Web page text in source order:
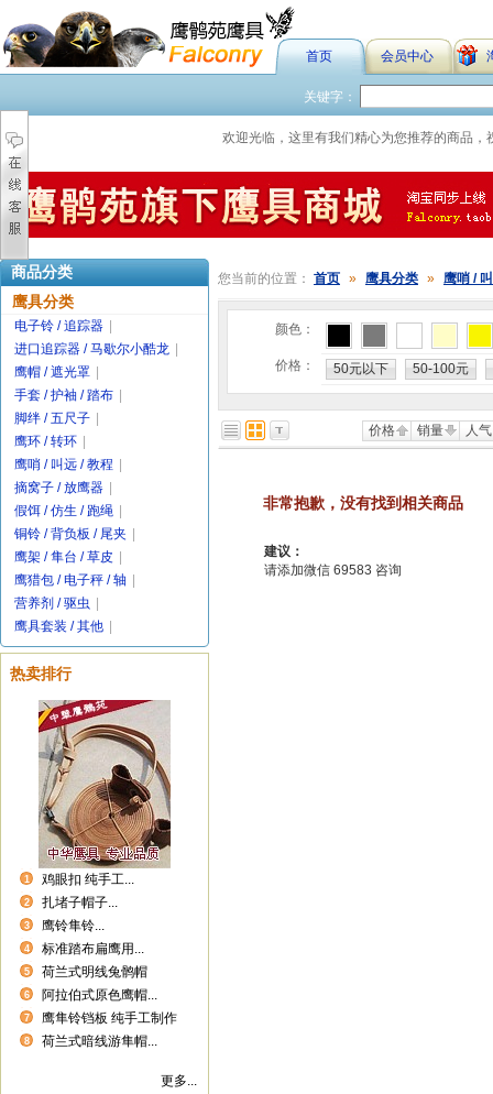
首页 会员中心
关键字：
欢迎光临，这里有我们精心为您推荐的商品，
商品分类
鹰具分类
电子铃 / 追踪器
进口追踪器 / 马歇尔小酷龙
鹰帽 / 遮光罩
手套 / 护袖 / 踏布
脚绊 / 五尺子
鹰环 / 转环
鹰哨 / 叫远 / 教程
摘窝子 / 放鹰器
假饵 / 仿生 / 跑绳
铜铃 / 背负板 / 尾夹
鹰架 / 隼台 / 草皮
鹰猎包 / 电子秤 / 轴
营养剂 / 驱虫
鹰具套装 / 其他
热卖排行
1 鸡眼扣 纯手工...
2 扎堵子帽子...
3 鹰铃隼铃...
4 标准踏布扁鹰用...
5 荷兰式明线兔鹘帽
6 阿拉伯式原色鹰帽...
7 鹰隼铃铛板 纯手工制作
8 荷兰式暗线游隼帽...
更多...
您当前的位置： 首页 » 鹰具分类 » 鹰哨 /
颜色：
价格： 50元以下 50-100元
价格 销量 人气
非常抱歉，没有找到相关商品
建议：
请添加微信 69583 咨询